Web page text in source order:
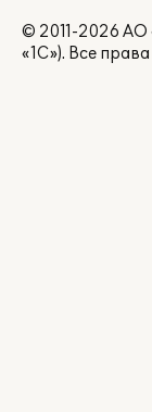
© 2011-2026 АО
«1С»). Все